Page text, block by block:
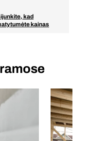
kad
kainas